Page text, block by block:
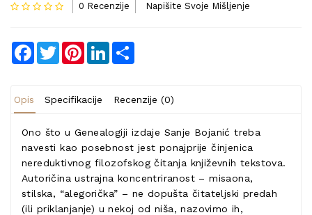
0 Recenzije Napišite Svoje Mišljenje
Facebook
TwitterPinterestLinkedIn
Opis Specifikacije Recenzije (0)
Ono što u Genealogiji izdaje Sanje Bojanić treba
navesti kao posebnost jest ponajprije činjenica
nereduktivnog filozofskog čitanja književnih tekstova.
Autoričina ustrajna koncentriranost – misaona,
stilska, “alegorička” – ne dopušta čitateljski predah
(ili priklanjanje) u nekoj od niša, nazovimo ih,